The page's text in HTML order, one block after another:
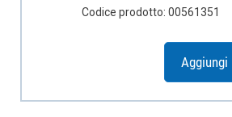
empattement 2513mm, avec
Codice prodotto: 00561351